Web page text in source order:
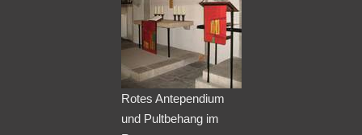
Rotes Antependium
und Pultbehang im